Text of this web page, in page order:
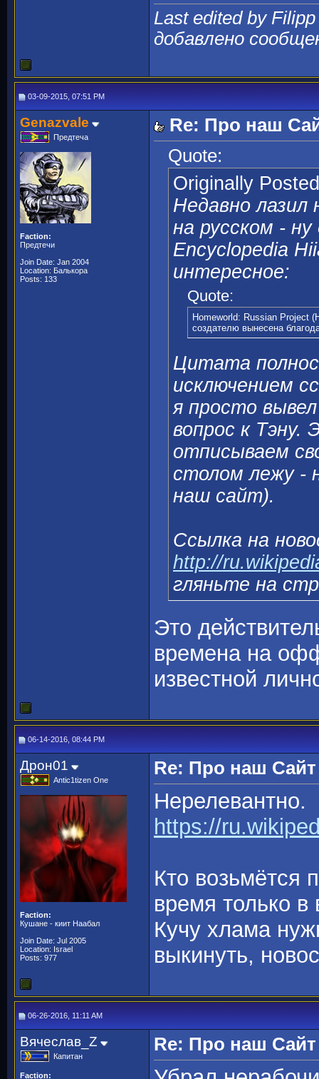
Last edited by
добавлено
03-09-2015, 07:51 PM
Genazvale
Предтеча
Faction:
Предтечи
Join Date: Jan 2004
Location: Балькора
Posts: 133
Re: Про наш
Quote:
Originally
Недавно лазил
на русском -
Encyclopedia
интересное:
Quote:
Homeworld: Russian Project
создателю вынесена
Цитата
исключением
я просто
вопрос к Тэну.
отписываем
столом лежу -
наш сайт).
Ссылка на
http://
гляньте на
Это
времена на
известной
06-14-2016, 08:44 PM
Дрон01
Antic1tizen One
Faction:
Кушане - киит Наабал
Join Date: Jul 2005
Location: Israel
Posts: 977
Re: Про наш Сайт
Нерелевантно.
https://
Кто возьмётся
время только
Кучу хлама
выкинуть,
06-26-2016, 11:11 AM
Вячеслав_Z
Капитан
Faction:
Re: Про наш Сайт